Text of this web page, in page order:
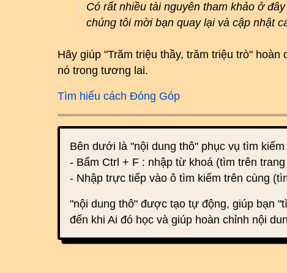
Có rất nhiều tài nguyên tham khảo ở
chúng tôi mời bạn quay lại và cập nhật
Hãy giúp "Trăm triệu thầy, trăm triệu trò"
nó trong tương lai.
Tìm hiểu cách Đóng Góp
Bên dưới là "nội dung thô" phục vụ tìm kiếm
- Bấm Ctrl + F : nhập từ khoá (tìm trên
- Nhập trực tiếp vào ô tìm kiếm trên cùng
"nội dung thô" được tạo tự động, giúp bạn
đến khi Ai đó học và giúp hoàn chỉnh nội